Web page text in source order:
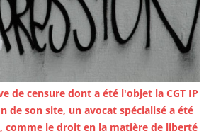
de censure dont a été l'objet la CGT IP
de son site, un avocat spécialisé a été
comme le droit en la matière de liberté